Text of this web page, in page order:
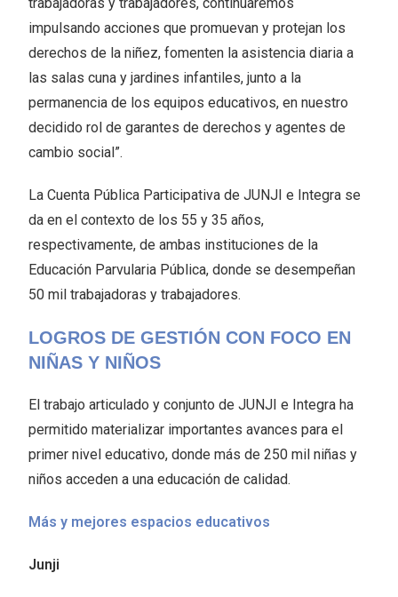
trabajadoras y trabajadores, continuaremos
impulsando acciones que promuevan y protejan los
derechos de la niñez, fomenten la asistencia diaria a
las salas cuna y jardines infantiles, junto a la
permanencia de los equipos educativos, en nuestro
decidido rol de garantes de derechos y agentes de
cambio social”.
La Cuenta Pública Participativa de JUNJI e Integra se
da en el contexto de los 55 y 35 años,
respectivamente, de ambas instituciones de la
Educación Parvularia Pública, donde se desempeñan
50 mil trabajadoras y trabajadores.
LOGROS DE GESTIÓN CON FOCO EN
NIÑAS Y NIÑOS
El trabajo articulado y conjunto de JUNJI e Integra ha
permitido materializar importantes avances para el
primer nivel educativo, donde más de 250 mil niñas y
niños acceden a una educación de calidad.
Más y mejores espacios educativos
Junji